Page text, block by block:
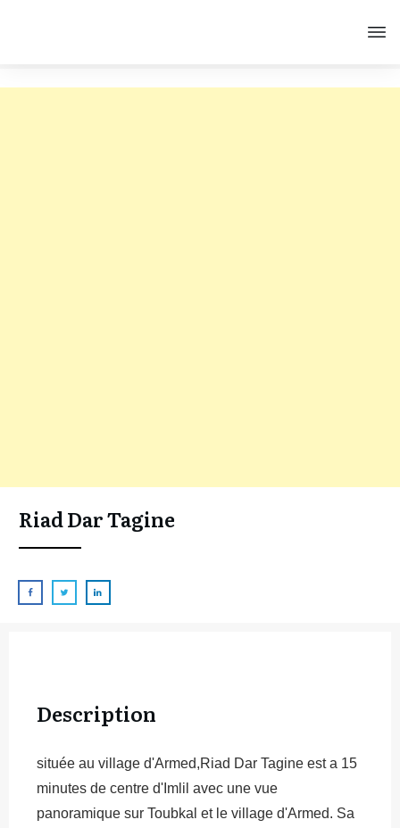
Riad Dar Tagine
Description
située au village d'Armed,Riad Dar Tagine est a 15
minutes de centre d'Imlil avec une vue
panoramique sur Toubkal et le village d'Armed. Sa